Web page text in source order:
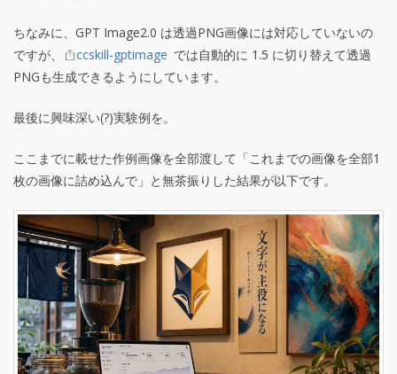
ちなみに、GPT Image2.0 は透過PNG画像には対応していないの
ですが、
ccskill-gptimage では自動的に 1.5 に切り替えて透過
PNGも生成できるようにしています。
最後に興味深い(?)実験例を。
ここまでに載せた作例画像を全部渡して「これまでの画像を全部1
枚の画像に詰め込んで」と無茶振りした結果が以下です。